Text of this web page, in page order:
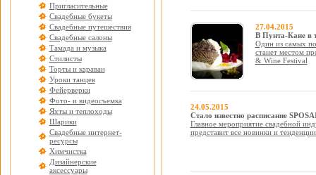
Пригласительные
Свадебные букеты
Свадебные путешествия
Свадебные салоны
Тамада и музыка
Стилисты
Торты и караваи
Уроки танцев
Фейерверки
Фото- и видеосъемка
Яхты и теплоходы
Шарики
Свадебные интернет-
ресурсы
Химчистка
Дизайнерские
аксессуары
27.04.2015
В Пунта-Кане в
Один из самых
станет местом
& Wine Festival
24.05.2015
Стало известно расписание
Главное мероприятие свадебной
представит все новинки и